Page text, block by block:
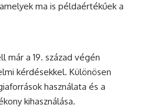
ma is példaértékűek a
már a 19. század végén
kérdésekkel. Különösen
használata és a
kihasználása.